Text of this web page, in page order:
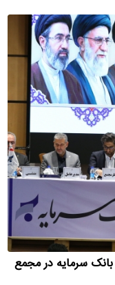
سرمایه در مجمع